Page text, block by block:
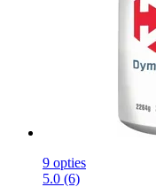
9 opties
5.0 (6)